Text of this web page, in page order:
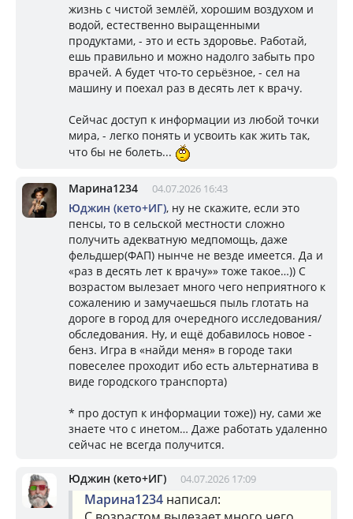
жизнь с чистой землёй, хорошим воздухом и
водой, естественно выращенными
продуктами, - это и есть здоровье. Работай,
ешь правильно и можно надолго забыть про
врачей. А будет что-то серьёзное, - сел на
машину и поехал раз в десять лет к врачу.
Сейчас доступ к информации из любой точки
мира, - легко понять и усвоить как жить так,
что бы не болеть...
Марина1234 04.07.2026 16:43
Юджин (кето+ИГ), ну не скажите, если это
пенсы, то в сельской местности сложно
получить адекватную медпомощь, даже
фельдшер(ФАП) нынче не везде имеется. Да и
«раз в десять лет к врачу»» тоже такое…)) С
возрастом вылезает много чего неприятного к
сожалению и замучаешься пыль глотать на
дороге в город для очередного исследования/
обследования. Ну, и ещё добавилось новое -
бенз. Игра в «найди меня» в городе таки
повеселее проходит ибо есть альтернатива в
виде городского транспорта)
* про доступ к информации тоже)) ну, сами же
знаете что с инетом… Даже работать удаленно
сейчас не всегда получится.
Юджин (кето+ИГ) 04.07.2026 17:09
Марина1234 написал: